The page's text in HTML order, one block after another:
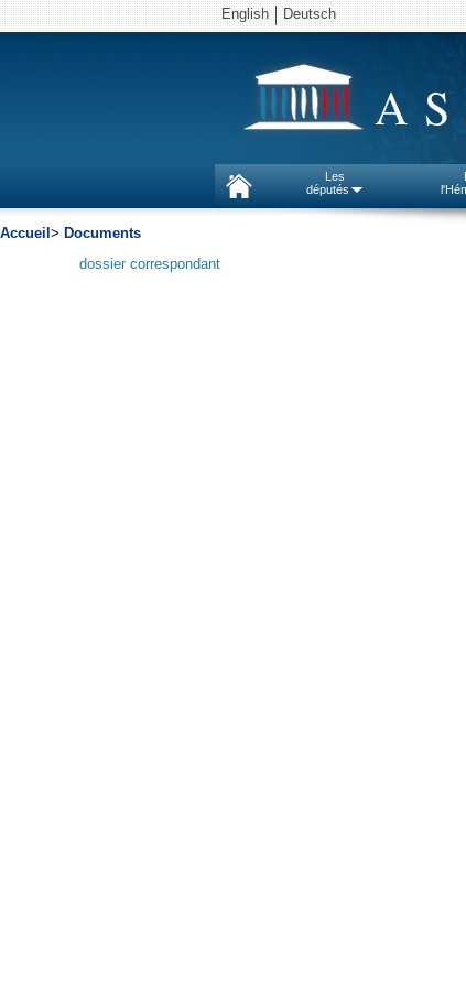
English Deutsch
Les
députés
Accueil > Documents
dossier correspondant